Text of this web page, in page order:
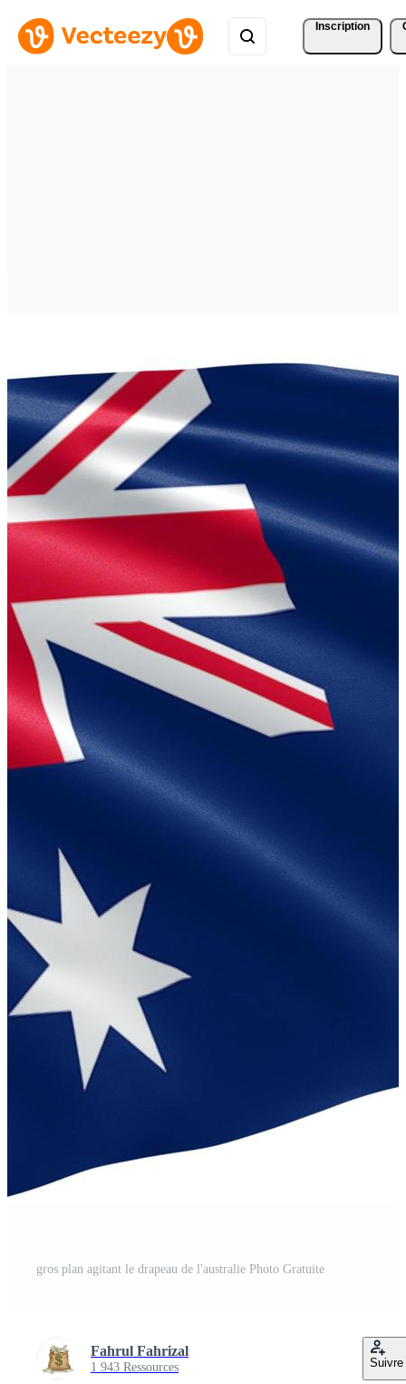
Inscription
gros plan agitant le drapeau de l'australie Photo Gratuite
Fahrul Fahrizal
1 943 Ressources Suivre